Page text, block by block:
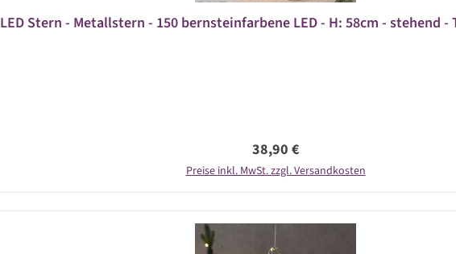
LED Stern - Metallstern - 150 bernsteinfarbene LED - H: 58cm - stehend
Regulärer Preis:
38,90 €
Preise inkl. MwSt. zzgl. Versandkosten